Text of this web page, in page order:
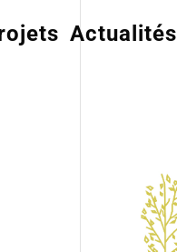
Actualités